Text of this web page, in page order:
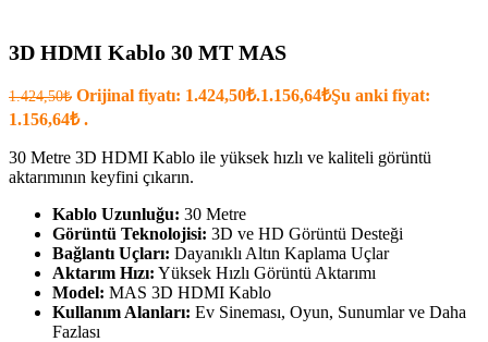
3D HDMI Kablo 30 MT MAS
1.424,50₺ Orijinal fiyatı: 1.424,50₺.1.156,64₺Şu anki fiyat:
1.156,64₺ .
30 Metre 3D HDMI Kablo ile yüksek hızlı ve kaliteli görüntü
aktarımının keyfini çıkarın.
Kablo Uzunluğu: 30 Metre
Görüntü Teknolojisi: 3D ve HD Görüntü Desteği
Bağlantı Uçları: Dayanıklı Altın Kaplama Uçlar
Aktarım Hızı: Yüksek Hızlı Görüntü Aktarımı
Model: MAS 3D HDMI Kablo
Kullanım Alanları: Ev Sineması, Oyun, Sunumlar ve Daha
Fazlası